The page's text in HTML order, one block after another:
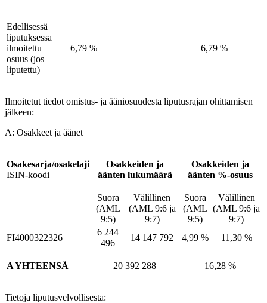
Edellisessä
liputuksessa
ilmoitettu
osuus (jos
liputettu)
6,79 % 6,79 %
Ilmoitetut tiedot omistus- ja ääniosuudesta liputusrajan ohittamisen
jälkeen:
A: Osakkeet ja äänet
Osakesarja/osakelaji
ISIN-koodi
Osakkeiden ja
äänten lukumäärä
Osakkeiden ja
äänten %-osuus
Suora
(AML
9:5)
Välillinen
(AML 9:6 ja
9:7)
Suora
(AML
9:5)
Välillinen
(AML 9:6 ja
9:7)
FI4000322326
6 244
496
14 147 792 4,99 % 11,30 %
A YHTEENSÄ 20 392 288 16,28 %
Tietoja liputusvelvollisesta: